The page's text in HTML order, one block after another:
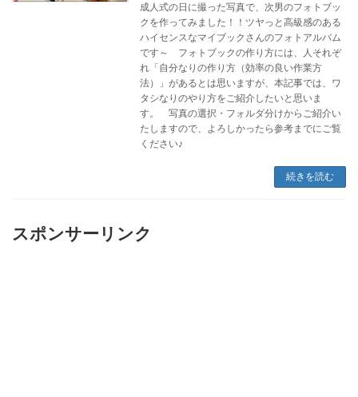
成人式の日に撮った写真で、次男のフォトブッ
クを作ってみました！！ツヤっと高級感のある
ハイセンスなマイブックさんのフォトアルバム
です～ フォトブックの作り方には、人それぞ
れ「自分なりの作り方（効率の良い作業方
法）」があるとは思いますが、本記事では、ワ
タシなりのやり方をご紹介したいと思いま
す。 写真の選択・フォルダ分けからご紹介い
たしますので、よろしかったら参考までにご覧
ください♪
続きを読む
スポンサーリンク